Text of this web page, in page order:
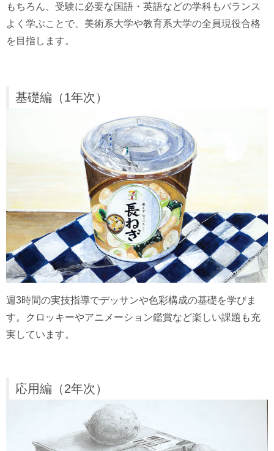
もちろん、受験に必要な国語・英語などの学科もバランス
よく学ぶことで、美術系大学や教育系大学の全員現役合格
を目指します。
基礎編（1年次）
週3時間の実技指導でデッサンや色彩構成の基礎を学びま
す。クロッキーやアニメーション鑑賞など楽しい課題も充
実しています。
応用編（2年次）